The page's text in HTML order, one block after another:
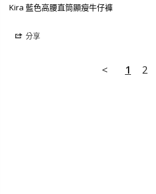
Kira 藍色高腰直筒顯瘦牛仔褲
分享
< 1 2